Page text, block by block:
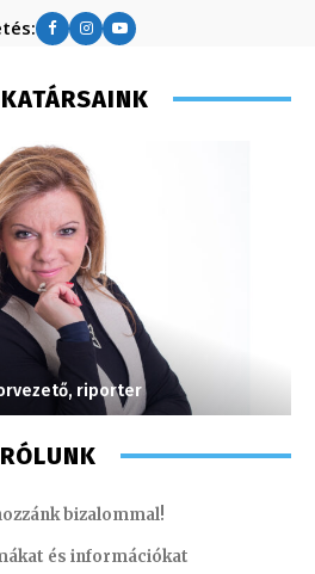
riporter
RÓLUNK
bizalommal!
és információkat